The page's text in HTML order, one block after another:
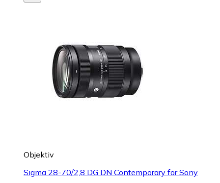
Objektiv
Sigma 28-70/2,8 DG DN Contemporary for Sony